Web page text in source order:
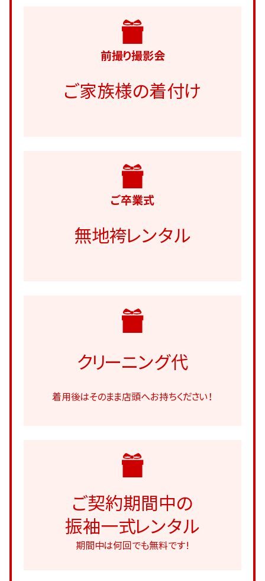
前撮り撮影会
ご家族様の着付け
ご卒業式
無地袴レンタル
クリーニング代
着用後はそのまま店頭へお持ちください！
ご契約期間中の
振袖一式レンタル
期間中は何回でも無料です!